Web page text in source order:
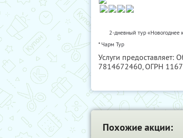
2-дневный тур «Новогоднее
* Чарм Тур
Услуги предоставляет:
7814672460, ОГРН
Похожие акции: